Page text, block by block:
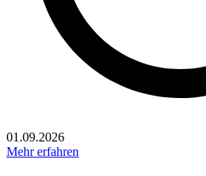
01.09.2026
Mehr erfahren